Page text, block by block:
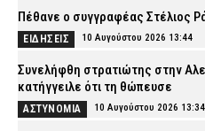
Πέθανε ο συγγραφέας Στέλιος
ΕΙΔΗΣΕΙΣ 10 Αυγούστου 2026 13:44
Συνελήφθη στρατιώτης στην
κατήγγειλε ότι τη θώπευσε
ΑΣΤΥΝΟΜΙΑ 10 Αυγούστου 2026 13:34